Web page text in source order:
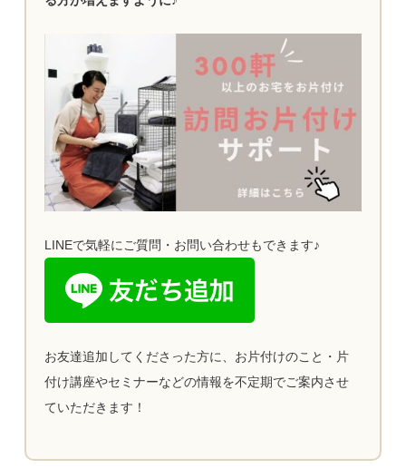
LINEで気軽にご質問・お問い合わせもできます♪
お友達追加してくださった方に、お片付けのこと・片
付け講座やセミナーなどの情報を不定期でご案内させ
ていただきます！